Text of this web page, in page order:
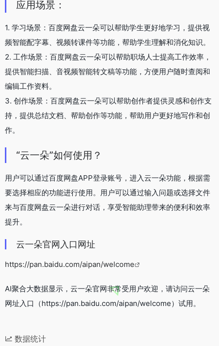
应用场景：
1. 学习场景：百度网盘云一朵可以帮助学生更好地学习，提供视
频智能配字幕、视频转课件等功能，帮助学生理解和消化知识。
2. 工作场景：百度网盘云一朵可以帮助职场人士提高工作效率，
提供智能扫描、音视频智能转文稿等功能，方便用户随时查阅和
编辑工作资料。
3. 创作场景：百度网盘云一朵可以帮助创作者提供灵感和创作支
持，提供总结文档、帮助创作等功能，帮助用户更好地写作和创
作。
“云一朵”如何使用？
用户可以通过百度网盘APP登录账号，进入云一朵功能，根据需
要选择相应的功能进行使用。用户可以通过输入问题或选择文件
来与百度网盘云一朵进行对话，享受智能助理带来的便利和效率
提升。
云一朵官网入口网址
https://pan.baidu.com/aipan/welcome
AI聚合大数据显示，云一朵官网非常受用户欢迎，请访问云一朵
网址入口（https://pan.baidu.com/aipan/welcome）试用。
数据统计